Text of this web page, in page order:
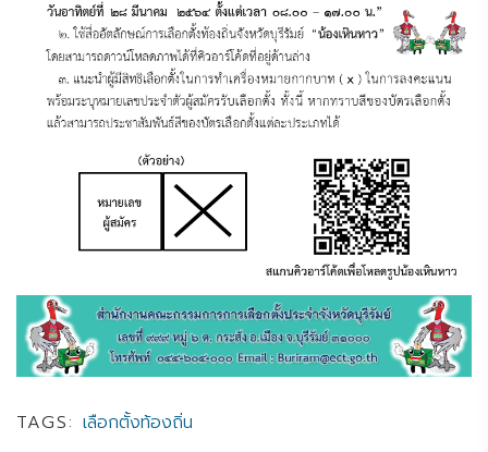
TAGS: เลือกตั้งท้องถิ่น